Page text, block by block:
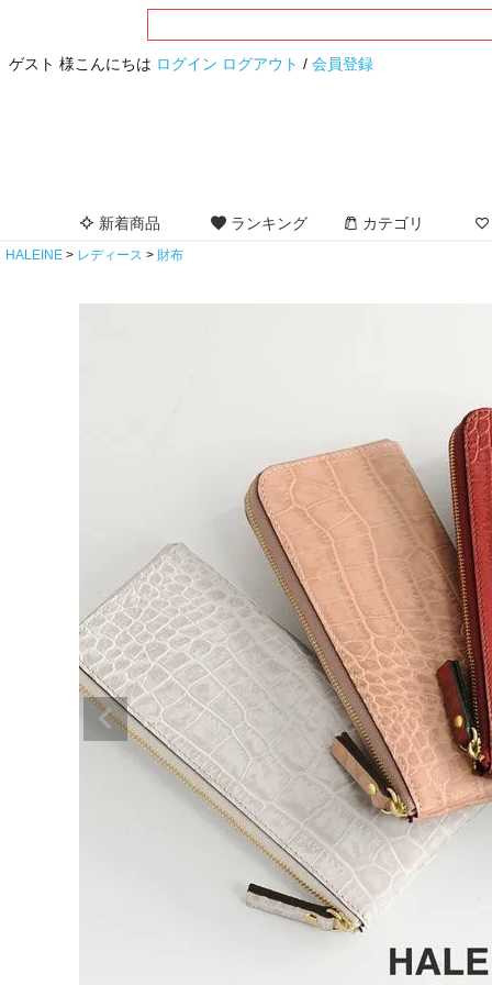
ゲスト 様こんにちは ログイン ログアウト / 会員登録
新着商品 ランキング カテゴリ
HALEINE レディース 財布